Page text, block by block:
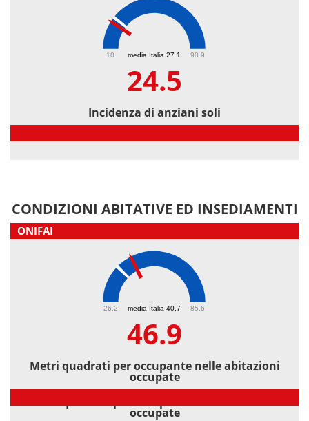
media Italia 27.1
10 90.9
24.5
Incidenza di anziani soli
CONDIZIONI ABITATIVE ED INSEDIAMENTI
ONIFAI
media Italia 40.7
26.2 85.6
46.9
Metri quadrati per occupante nelle abitazioni
occupate
occupate